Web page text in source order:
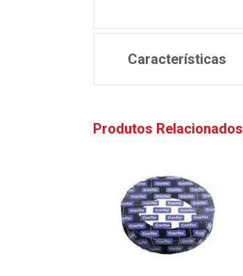
Características
Produtos Relacionados